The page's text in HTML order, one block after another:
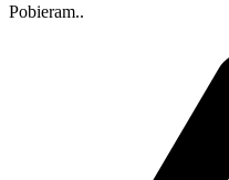
Pobieram..